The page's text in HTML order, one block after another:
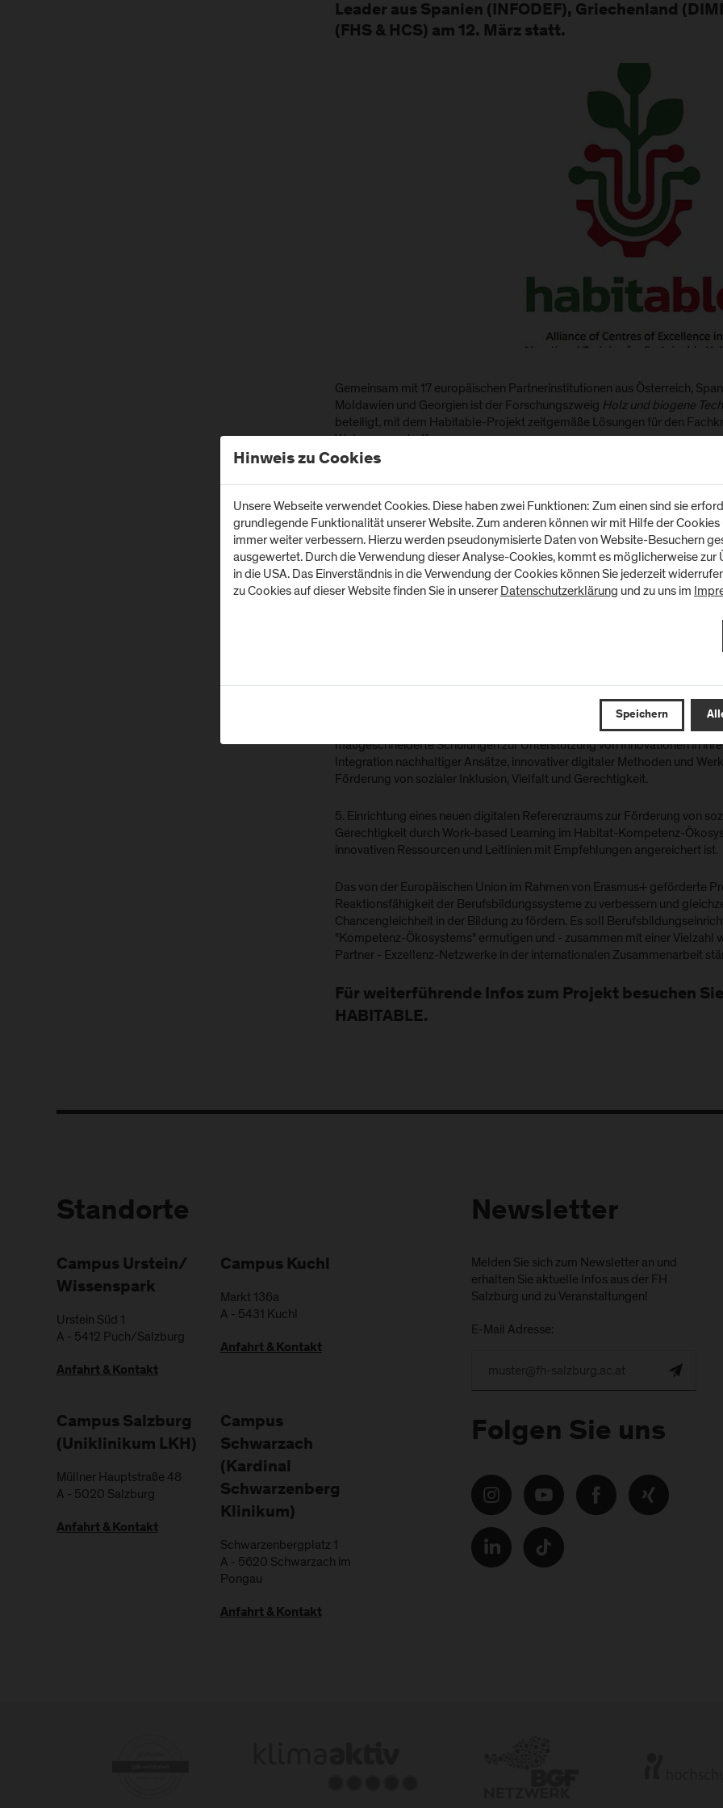
Leader aus Spanien (INFODEF), Griechenland
(FHS & HCS) am 12. März statt.
Gemeinsam mit 17 europäischen Partnerinstitutionen aus Österreich,
Moldawien und Georgien ist der Forschungszweig Holz und biogene
beteiligt, mit dem Habitable-Projekt zeitgemäße Lösungen für den
Wohnen zu schaffen.
1. Die Schaffung einer Kooperationsplattform für führende
Work-based Learning (WBL) zu übertragen und eine qualitativ
integrative Ausbildung im Habitat-Sektor zu fördern.
2. Umsetzung einer neuen Inkubationsinitiative zum Aufbau von
Berufsbildungszentren im Bereich der Lehrlingsausbildung durch ein
3. Bereitstellung von technischer Unterstützung, Bedarfsermittlung,
Unterstützung des Lehrstellenangebots durch ein umfassendes
Lehrstellen für KMU.
4. Weiterqualifizierung von Ausbildern und Tutoren in der beruflichen
maßgeschneiderte Schulungen zur Unterstützung von Innovationen in
Integration nachhaltiger Ansätze, innovativer digitaler Methoden und
Förderung von sozialer Inklusion, Vielfalt und Gerechtigkeit.
5. Einrichtung eines neuen digitalen Referenzraums zur Förderung von
Gerechtigkeit durch Work-based Learning im Habitat-Kompetenz-
innovativen Ressourcen und Leitlinien mit Empfehlungen angereichert ist.
Das von der Europäischen Union im Rahmen von Erasmus+ geförderte
Reaktionsfähigkeit der Berufsbildungssysteme zu verbessern und
Chancengleichheit in der Bildung zu fördern. Es soll
"Kompetenz-Ökosystems" ermutigen und - zusammen mit einer Vielzahl
Partner - Exzellenz-Netzwerke in der internationalen Zusammenarbeit
Für weiterführende Infos zum Projekt besuchen
HABITABLE.
Standorte
Campus Urstein/
Wissenspark
Urstein Süd 1
A - 5412 Puch/Salzburg
Anfahrt & Kontakt
Campus Kuchl
Markt 136a
A - 5431 Kuchl
Anfahrt & Kontakt
Campus Salzburg
(Uniklinikum LKH)
Müllner Hauptstraße 48
A - 5020 Salzburg
Anfahrt & Kontakt
Campus
Schwarzach
(Kardinal
Schwarzenberg
Klinikum)
Schwarzenbergplatz 1
A - 5620 Schwarzach im
Pongau
Anfahrt & Kontakt
Newsletter
Melden Sie sich zum Newsletter an und
erhalten Sie aktuelle Infos aus der FH
Salzburg und zu Veranstaltungen!
E-Mail Adresse:
Folgen Sie uns
Hinweis zu Cookies
Unsere Webseite verwendet Cookies. Diese haben zwei Funktionen: Zum einen sind sie
grundlegende Funktionalität unserer Website. Zum anderen können wir mit Hilfe der Cookies
immer weiter verbessern. Hierzu werden pseudonymisierte Daten von Website-Besuchern
ausgewertet. Durch die Verwendung dieser Analyse-Cookies, kommt es möglicherweise
in die USA. Das Einverständnis in die Verwendung der Cookies können Sie jederzeit
zu Cookies auf dieser Website finden Sie in unsererDatenschutzerklärung und zu uns im
Speichern